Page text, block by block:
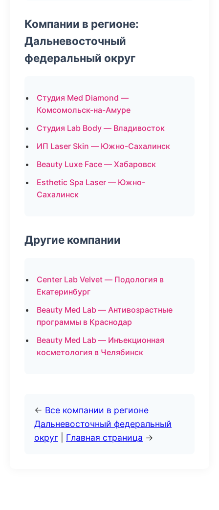
Компании в регионе:
Дальневосточный
федеральный округ
Студия Med Diamond —
Комсомольск-на-Амуре
Студия Lab Body — Владивосток
ИП Laser Skin — Южно-Сахалинск
Beauty Luxe Face — Хабаровск
Esthetic Spa Laser — Южно-
Сахалинск
Другие компании
Center Lab Velvet — Подология в
Екатеринбург
Beauty Med Lab — Антивозрастные
программы в Краснодар
Beauty Med Lab — Инъекционная
косметология в Челябинск
← Все компании в регионе
Дальневосточный федеральный
округ
Главная страница →